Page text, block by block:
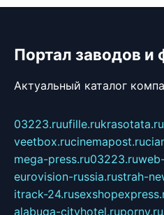
Портал заводов и
Актуальный каталог
03223.ruufille.rukrasotata.ru
veetbox.rucinemapost.ru
mega-press.ru03223.ru
eurovision-russia.rustrah-
itrack-24.ru
alabuga-cityhotel.rupornv.ru